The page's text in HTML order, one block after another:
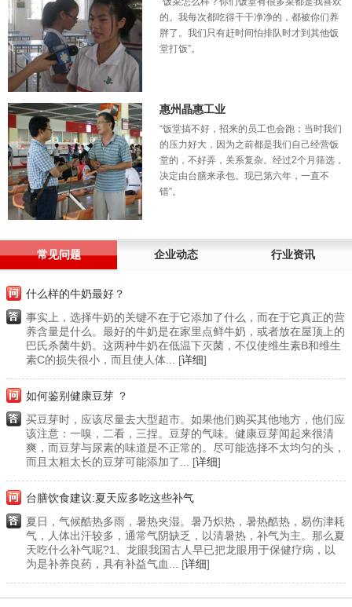
的。我每次都吃得干干净净的，都被你们养
胖了。我们只有赶时间怕排队时才到其他饭
堂打饭”。
惠州晶惠工业
“饭堂搞不好，招来的员工也会跑；当时我们
的压力好大，因为之前都是我们自己经营饭
堂的，不好弄，关系复杂。经过2个月筛选，
决定由台膳来承包。现已第六年，一直不
错”。
常见问题 企业动态 行业资讯
什么样的牛奶最好？
事实上，选择牛奶的关键不在于它添加了什么，而在于它真正的营
养含量是什么。最好的牛奶是在家里点鲜牛奶，或者放在屋顶上的
巴氏杀菌牛奶。这两种牛奶在低温下灭菌，不仅使维生素B和维生
素C的损失很小，而且使人体... [详细]
如何鉴别健康豆芽 ？
买豆芽时，应该尽量去大型超市。如果他们购买其他地方，他们应
该注意：一嗅，二看，三捏。豆芽的气味。健康豆芽闻起来很清
爽，而豆芽与尿素的味道是不正常的。尽可能选择不太均匀的头，
而且太粗太长的豆芽可能添加了... [详细]
台膳饮食建议:夏天应多吃这些补气
夏日，气候酷热多雨，暑热夹湿。暑乃炽热，暑热酷热，易伤津耗
气，人体出汗较多，通常气阴缺乏，以清暑热，补气为主。那么夏
天吃什么补气呢?1、龙眼我国古人早已把龙眼用于保健疗病，以
为是补养良药，具有补益气血... [详细]